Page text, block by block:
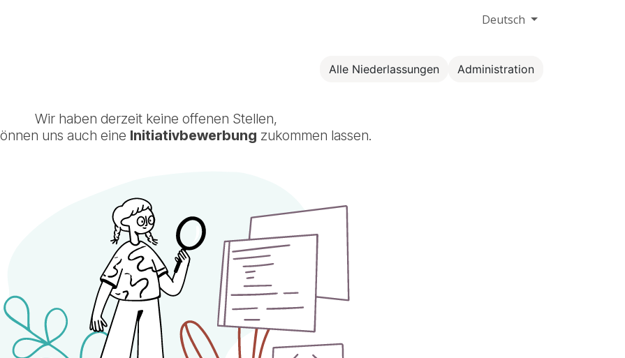
Deutsch
Alle Niederlassungen Administration
Wir haben derzeit keine offenen Stellen,
uns auch eine Initiativbewerbung zukommen lassen.